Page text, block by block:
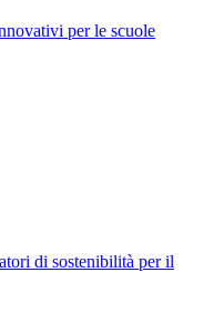
per le scuole
di sostenibilità per il